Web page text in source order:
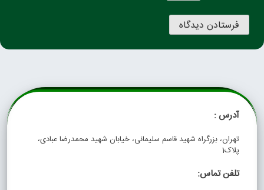
آدرس :
تهران، بزرگراه شهید قاسم سلیمانی، خیابان شهید محمدرضا عبادی،
پلاک1
تلفن تماس: